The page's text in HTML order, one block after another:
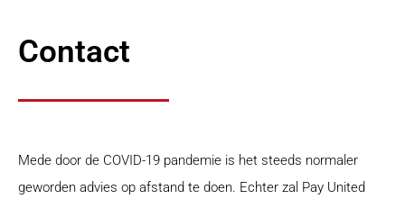
Contact
Mede door de COVID-19 pandemie is het steeds normaler
geworden advies op afstand te doen. Echter zal Pay United